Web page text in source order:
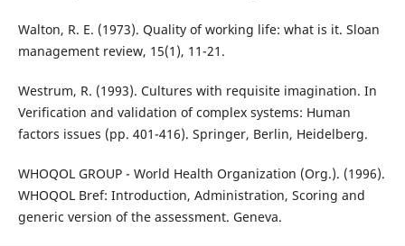
Walton, R. E. (1973). Quality of working life: what is it. Sloan
management review, 15(1), 11-21.
Westrum, R. (1993). Cultures with requisite imagination. In
Verification and validation of complex systems: Human
factors issues (pp. 401-416). Springer, Berlin, Heidelberg.
WHOQOL GROUP - World Health Organization (Org.). (1996).
WHOQOL Bref: Introduction, Administration, Scoring and
generic version of the assessment. Geneva.